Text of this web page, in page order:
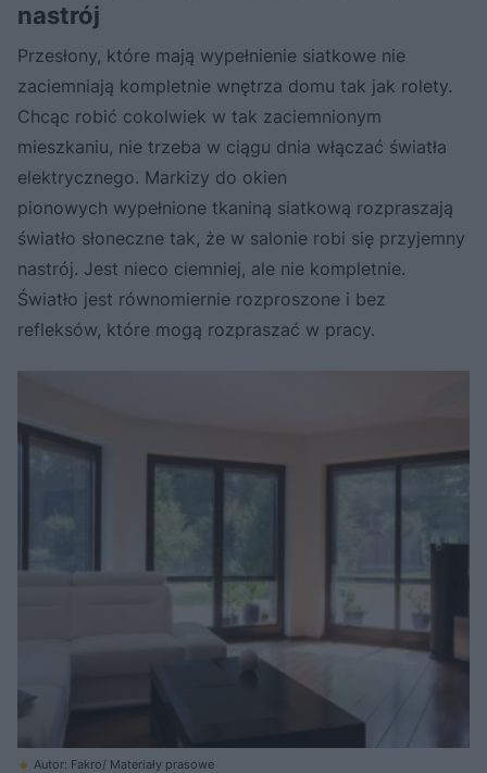
nastrój
Przesłony, które mają wypełnienie siatkowe nie
zaciemniają kompletnie wnętrza domu tak jak rolety.
Chcąc robić cokolwiek w tak zaciemnionym
mieszkaniu, nie trzeba w ciągu dnia włączać światła
elektrycznego. Markizy do okien
pionowych wypełnione tkaniną siatkową rozpraszają
światło słoneczne tak, że w salonie robi się przyjemny
nastrój. Jest nieco ciemniej, ale nie kompletnie.
Światło jest równomiernie rozproszone i bez
refleksów, które mogą rozpraszać w pracy.
Autor: Fakro/ Materiały prasowe